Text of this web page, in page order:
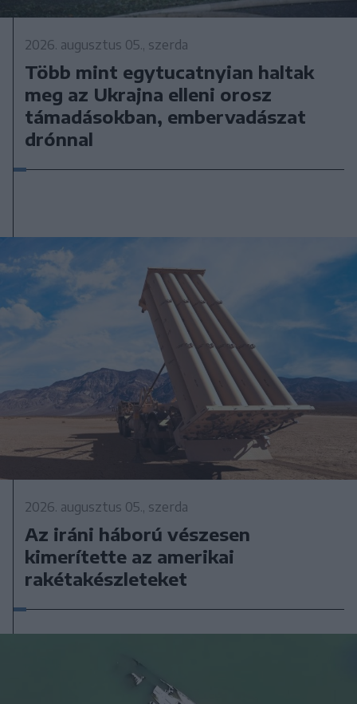
2026. augusztus 05., szerda
Több mint egytucatnyian haltak
meg az Ukrajna elleni orosz
támadásokban, embervadászat
drónnal
2026. augusztus 05., szerda
Az iráni háború vészesen
kimerítette az amerikai
rakétakészleteket